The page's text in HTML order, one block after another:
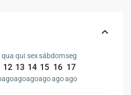
qua
12
ago
qui
13
ago
sex
14
ago
sáb
15
ago
dom
16
ago
seg
17
ago